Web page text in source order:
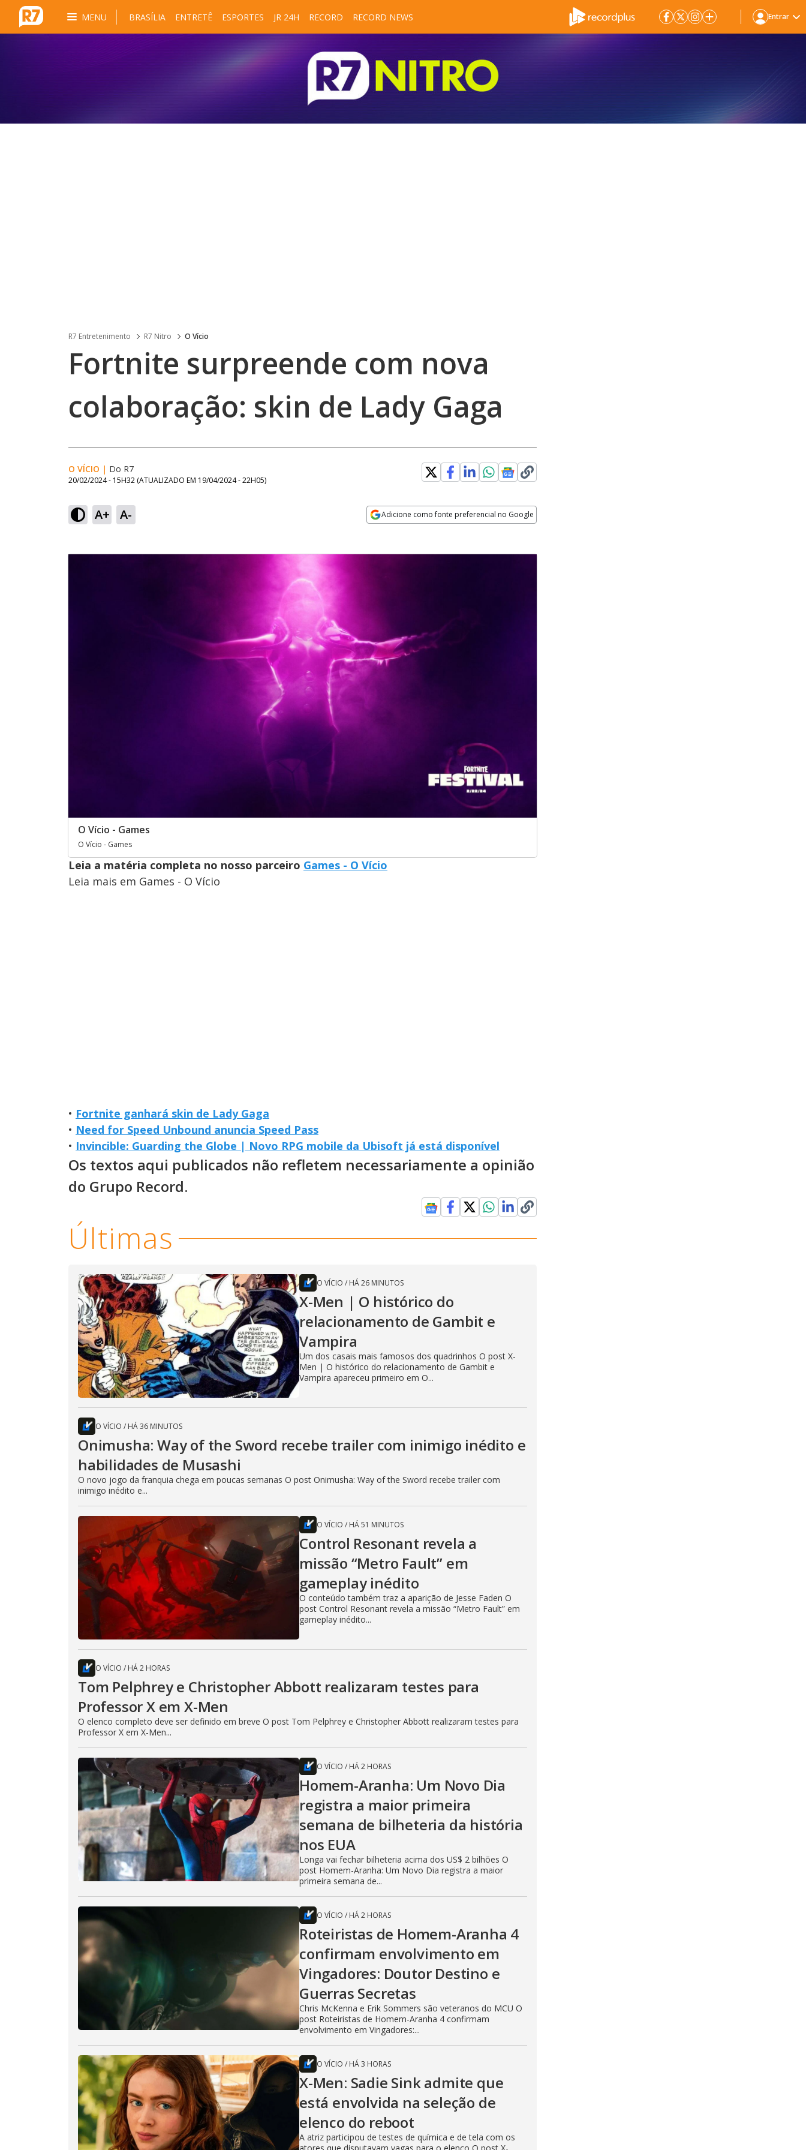
MENU BRASÍLIA ENTRETÊ ESPORTES JR 24H RECORD RECORD NEWS Entrar
R7 Entretenimento R7 Nitro O Vício
Fortnite surpreende com nova
colaboração: skin de Lady Gaga
O VÍCIO | Do R7
20/02/2024 - 15H32 (ATUALIZADO EM 19/04/2024 - 22H05)
A+ A- Adicione como fonte preferencial no Google
O Vício - Games
O Vício - Games
Leia a matéria completa no nosso parceiro Games - O Vício
Leia mais em Games - O Vício
• Fortnite ganhará skin de Lady Gaga
• Need for Speed Unbound anuncia Speed Pass
• Invincible: Guarding the Globe | Novo RPG mobile da Ubisoft já está disponível
Os textos aqui publicados não refletem necessariamente a opinião
do Grupo Record.
Últimas
O VÍCIO / HÁ 26 MINUTOS
X-Men | O histórico do
relacionamento de Gambit e
Vampira
Um dos casais mais famosos dos quadrinhos O post X-
Men | O histórico do relacionamento de Gambit e
Vampira apareceu primeiro em O...
O VÍCIO / HÁ 36 MINUTOS
Onimusha: Way of the Sword recebe trailer com inimigo inédito e
habilidades de Musashi
O novo jogo da franquia chega em poucas semanas O post Onimusha: Way of the Sword recebe trailer com
inimigo inédito e...
O VÍCIO / HÁ 51 MINUTOS
Control Resonant revela a
missão “Metro Fault” em
gameplay inédito
O conteúdo também traz a aparição de Jesse Faden O
post Control Resonant revela a missão “Metro Fault” em
gameplay inédito...
O VÍCIO / HÁ 2 HORAS
Tom Pelphrey e Christopher Abbott realizaram testes para
Professor X em X-Men
O elenco completo deve ser definido em breve O post Tom Pelphrey e Christopher Abbott realizaram testes para
Professor X em X-Men...
O VÍCIO / HÁ 2 HORAS
Homem-Aranha: Um Novo Dia
registra a maior primeira
semana de bilheteria da história
nos EUA
Longa vai fechar bilheteria acima dos US$ 2 bilhões O
post Homem-Aranha: Um Novo Dia registra a maior
primeira semana de...
O VÍCIO / HÁ 2 HORAS
Roteiristas de Homem-Aranha 4
confirmam envolvimento em
Vingadores: Doutor Destino e
Guerras Secretas
Chris McKenna e Erik Sommers são veteranos do MCU O
post Roteiristas de Homem-Aranha 4 confirmam
envolvimento em Vingadores:...
O VÍCIO / HÁ 3 HORAS
X-Men: Sadie Sink admite que
está envolvida na seleção de
elenco do reboot
A atriz participou de testes de química e de tela com os